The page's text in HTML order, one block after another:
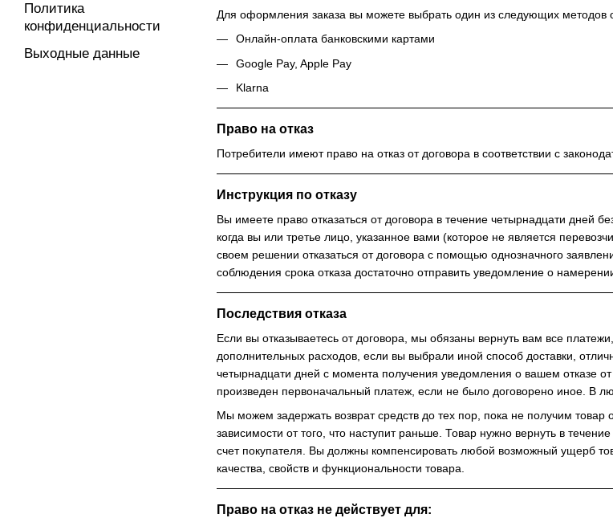
Для оформления заказа вы можете выбрать один из следующих методов
Онлайн-оплата банковскими картами
Google Pay, Apple Pay
Klarna
Право на отказ
Потребители имеют право на отказ от договора в соответствии с
Инструкция по отказу
Вы имеете право отказаться от договора в течение четырнадцати дней
когда вы или третье лицо, указанное вами (которое не является
своем решении отказаться от договора с помощью однозначного
соблюдения срока отказа достаточно отправить уведомление о
Последствия отказа
Если вы отказываетесь от договора, мы обязаны вернуть вам все
дополнительных расходов, если вы выбрали иной способ доставки,
четырнадцати дней с момента получения уведомления о вашем отказе
произведен первоначальный платеж, если не было договорено иное. В
Мы можем задержать возврат средств до тех пор, пока не получим товар
зависимости от того, что наступит раньше. Товар нужно вернуть в
счет покупателя. Вы должны компенсировать любой возможный ущерб
качества, свойств и функциональности товара.
Право на отказ не действует для:
Политика
конфиденциальности
Выходные данные